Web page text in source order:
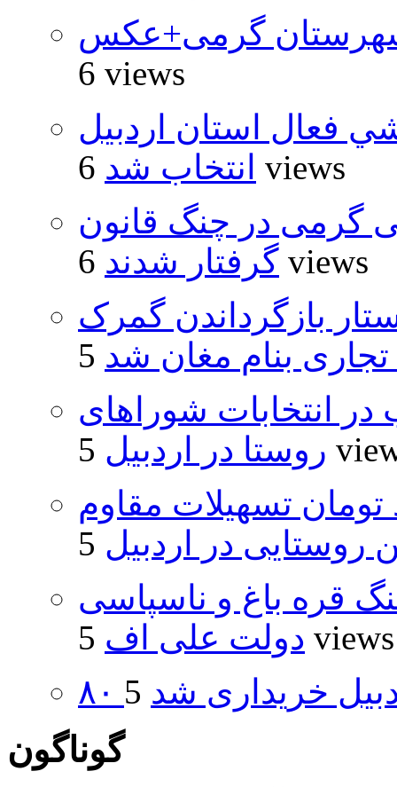
گرمی+عکس
6 views
فعال استان اردبيل
انتخاب شد 6 views
گرمی در چنگ قانون
گرفتار شدند 6 views
بازگرداندن گمرک
تجاری بنام مغان شد
۵۰۰۰ داوطلب در انتخابات شوراهای
روستا در اردبیل 5
و ۴۸۰ میلیارد تومان تسهیلات مقاوم
در اردبیل
قره باغ و ناسپاسی
دولت علی اف 5 views
خریداری شد
گوناگون